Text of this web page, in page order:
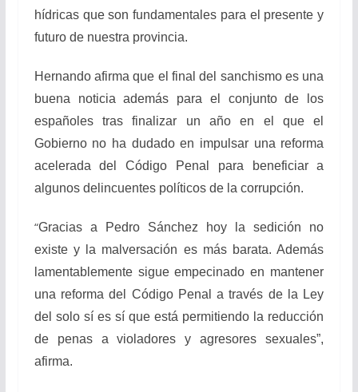
hídricas que son fundamentales para el presente y
futuro de nuestra provincia.
Hernando afirma que el final del sanchismo es una
buena noticia además para el conjunto de los
españoles tras finalizar un año en el que el
Gobierno no ha dudado en impulsar una reforma
acelerada del Código Penal para beneficiar a
algunos delincuentes políticos de la corrupción.
“Gracias a Pedro Sánchez hoy la sedición no
existe y la malversación es más barata. Además
lamentablemente sigue empecinado en mantener
una reforma del Código Penal a través de la Ley
del solo sí es sí que está permitiendo la reducción
de penas a violadores y agresores sexuales”,
afirma.